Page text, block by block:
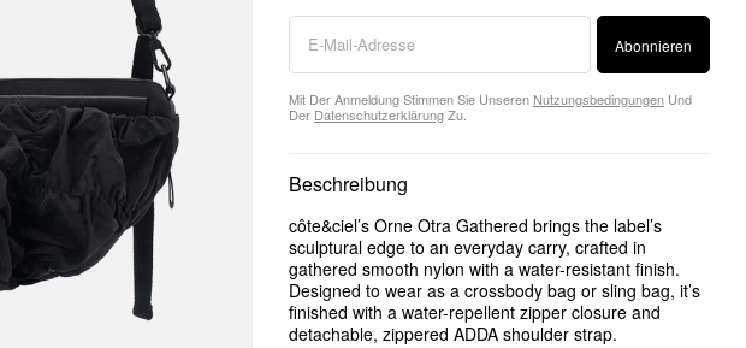
Abonnieren
Mit Der Anmeldung Stimmen Sie Unseren Nutzungsbedingungen Und
Der DatenschutzerklärungZu.
Beschreibung
côte&ciel’s Orne Otra Gathered brings the label’s
sculptural edge to an everyday carry, crafted in
gathered smooth nylon with a water-resistant finish.
Designed to wear as a crossbody bag or sling bag, it’s
finished with a water-repellent zipper closure and
detachable, zippered ADDA shoulder strap.